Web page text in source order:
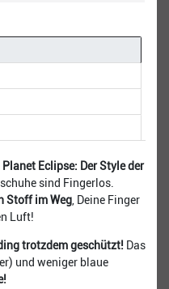
Eclipse: Der Style der
sind Fingerlos.
Stoff im Weg , Deine Finger
Luft!
trotzdem geschützt! Das
und weniger blaue